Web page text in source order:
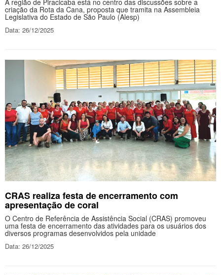
A região de Piracicaba está no centro das discussões sobre a
criação da Rota da Cana, proposta que tramita na Assembleia
Legislativa do Estado de São Paulo (Alesp)
Data: 26/12/2025
CRAS realiza festa de encerramento com
apresentação de coral
O Centro de Referência de Assistência Social (CRAS) promoveu
uma festa de encerramento das atividades para os usuários dos
diversos programas desenvolvidos pela unidade
Data: 26/12/2025